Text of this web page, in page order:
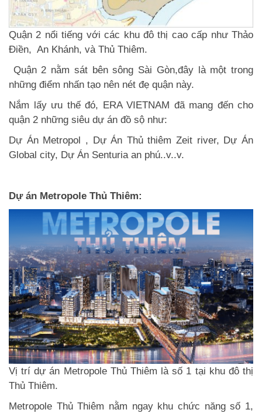
Quận 2 nổi tiếng với các khu đô thị cao cấp như Thảo
Điền, An Khánh, và Thủ Thiêm.
Quận 2 nằm sát bên sông Sài Gòn,đây là một trong
những điểm nhấn tạo nên nét đẹ quận này.
Nắm lấy ưu thế đó, ERA VIETNAM đã mang đến cho
quận 2 những siêu dự án đồ sộ như:
Dự Án Metropol , Dự Án Thủ thiêm Zeit river, Dự Án
Global city, Dự Án Senturia an phú..v..v.
Dự án Metropole Thủ Thiêm:
Vị trí dự án Metropole Thủ Thiêm là số 1 tại khu đô thị
Thủ Thiêm.
Metropole Thủ Thiêm nằm ngay khu chức năng số 1,